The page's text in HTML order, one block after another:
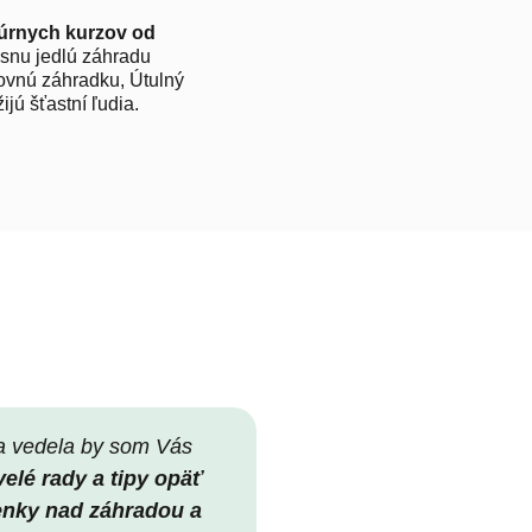
kurzov od
jedlú záhradu
záhradku, Útulný
šťastní ľudia.
vedela by som Vás
rady a tipy opäť
nad záhradou a